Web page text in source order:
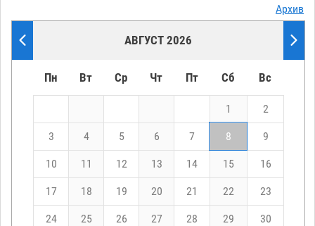
Архив
АВГУСТ 2026
Пн Вт Ср Чт Пт Сб Вс
1 2
3 4 5 6 7 8 9
10 11 12 13 14 15 16
17 18 19 20 21 22 23
24 25 26 27 28 29 30